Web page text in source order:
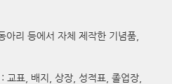
아리 등에서 자체 제작한 기념품,
: 교표, 배지, 상장, 성적표, 졸업장,